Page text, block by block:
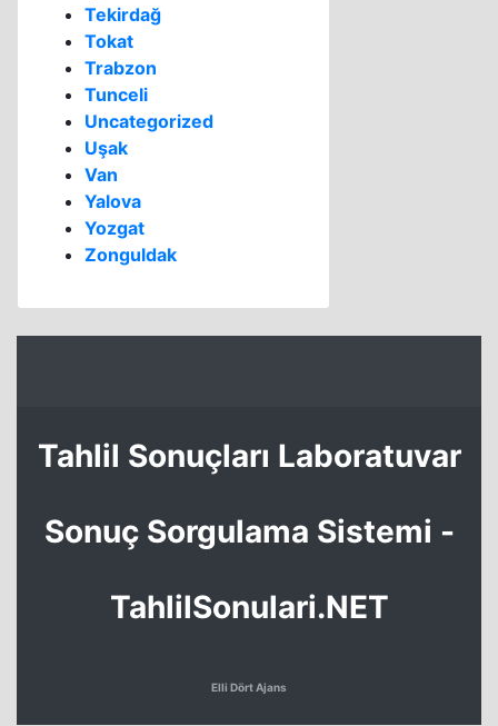
Tekirdağ
Tokat
Trabzon
Tunceli
Uncategorized
Uşak
Van
Yalova
Yozgat
Zonguldak
Tahlil Sonuçları Laboratuvar
Sonuç Sorgulama Sistemi -
TahlilSonulari.NET
Elli Dört Ajans